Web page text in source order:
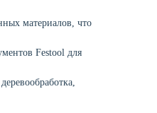
материалов, что
Festool для